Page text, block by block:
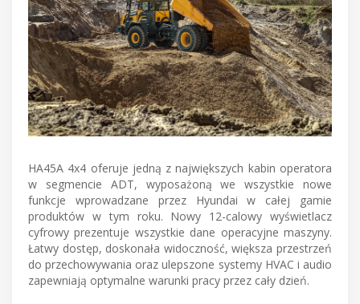
HA45A 4x4 oferuje jedną z największych kabin operatora
w segmencie ADT, wyposażoną we wszystkie nowe
funkcje wprowadzane przez Hyundai w całej gamie
produktów w tym roku. Nowy 12-calowy wyświetlacz
cyfrowy prezentuje wszystkie dane operacyjne maszyny.
Łatwy dostęp, doskonała widoczność, większa przestrzeń
do przechowywania oraz ulepszone systemy HVAC i audio
zapewniają optymalne warunki pracy przez cały dzień.